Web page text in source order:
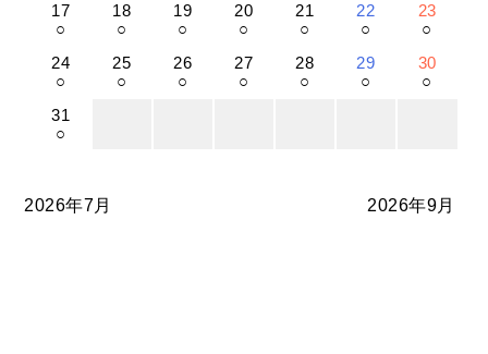
17
○
18
○
19
○
20
○
21
○
22
○
23
○
24
○
25
○
26
○
27
○
28
○
29
○
30
○
31
○
2026年7月 2026年9月